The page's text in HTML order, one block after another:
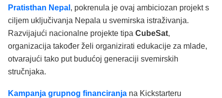
Pratisthan Nepal , pokrenula je ovaj ambiciozan projekt s
ciljem uključivanja Nepala u svemirska istraživanja.
Razvijajući nacionalne projekte tipa CubeSat,
organizacija također želi organizirati edukacije za mlade,
otvarajući tako put budućoj generaciji svemirskih
stručnjaka.
Kampanja grupnog financiranja na Kickstarteru